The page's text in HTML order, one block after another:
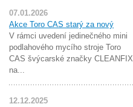
07.01.2026
Akce Toro CAS starý za nový
V rámci uvedení jedinečného mini
podlahového mycího stroje Toro
CAS švýcarské značky CLEANFIX
na...
12.12.2025